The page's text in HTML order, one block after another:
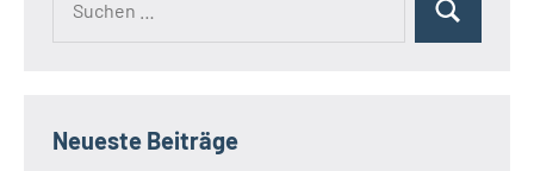
Suchen
Neueste Beiträge